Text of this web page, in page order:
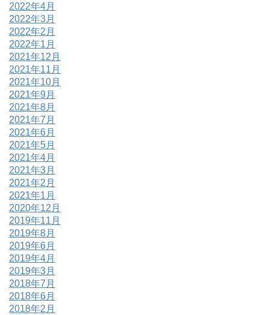
2022年4月
2022年3月
2022年2月
2022年1月
2021年12月
2021年11月
2021年10月
2021年9月
2021年8月
2021年7月
2021年6月
2021年5月
2021年4月
2021年3月
2021年2月
2021年1月
2020年12月
2019年11月
2019年8月
2019年6月
2019年4月
2019年3月
2018年7月
2018年6月
2018年2月